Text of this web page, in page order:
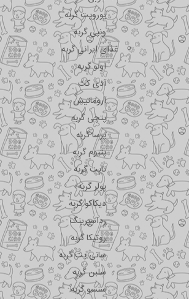
یوروپت گربه
ونپی گربه
غذای ایرانی گربه
اونو گربه
آدی کت
آروماتیش
پتچی گربه
پرسا گربه
پتیوم گربه
تاپت گربه
پولر گربه
دیکاکو گربه
رداسپرینگ
روتیکا گربه
سانی پت گربه
سلبن گربه
سنسو گربه